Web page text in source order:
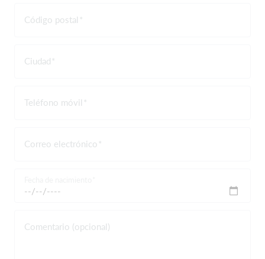
Código postal
Ciudad
Teléfono móvil
Correo electrónico
Comentario (opcional)